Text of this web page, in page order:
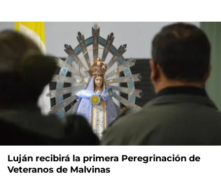
Luján recibirá la primera Peregrinación de
Veteranos de Malvinas